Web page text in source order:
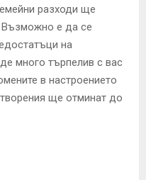
разходи ще
Възможно е да се
на
много търпелив с вас
в настроението
ще отминат до